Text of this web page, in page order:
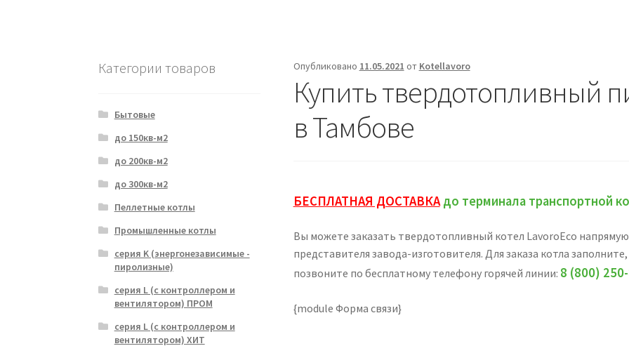
Опубликовано 11.05.2021 от Kotellavoro
Купить твердотопливный
в Тамбове
БЕСПЛАТНАЯ ДОСТАВКАдо терминала транспортной
Вы можете заказать твердотопливный котел LavoroEco
представителя завода-изготовителя. Для заказа котла
позвоните по бесплатному телефону горячей линии: 8 (800)
{module Форма связи}
Категории товаров
Бытовые
до 150кв-м2
до 200кв-м2
до 300кв-м2
Пеллетные котлы
Промышленные котлы
серия K (энергонезависимые -
пиролизные)
серия L (с контроллером и
вентилятором) ПРОМ
серия L (с контроллером и
вентилятором) ХИТ